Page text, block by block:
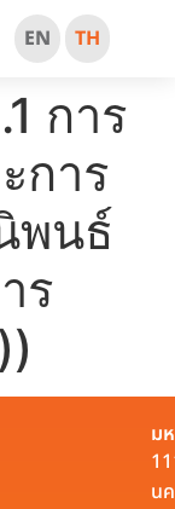
EN TH
การ
การ
พนธ์
ร
ม
น